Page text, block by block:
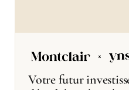
Votre futur